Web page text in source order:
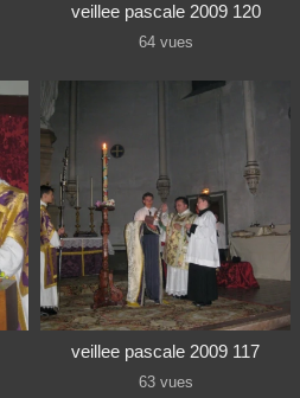
veillee pascale 2009 120
64 vues
veillee pascale 2009 117
63 vues